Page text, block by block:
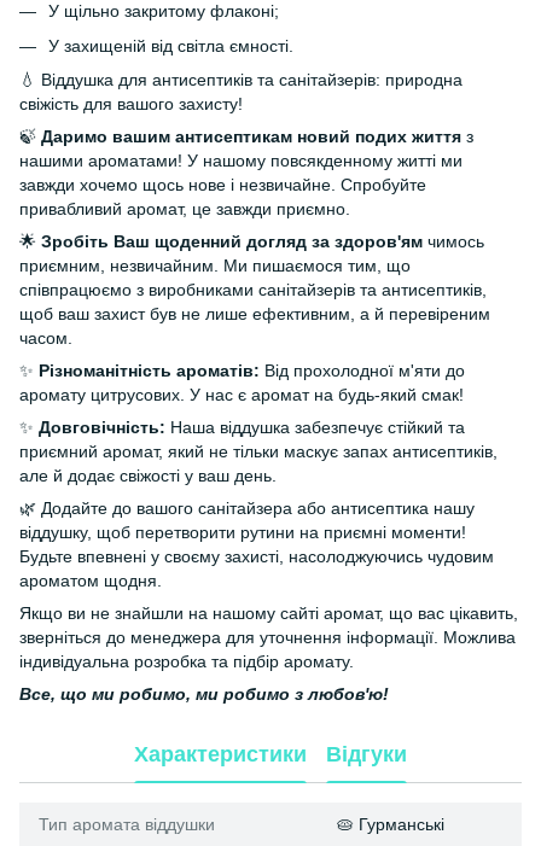
У щільно закритому флаконі;
У захищеній від світла ємності.
💧 Віддушка для антисептиків та санітайзерів: природна
свіжість для вашого захисту!
🍃 Даримо вашим антисептикам новий подих життя з
нашими ароматами! У нашому повсякденному житті ми
завжди хочемо щось нове і незвичайне. Спробуйте
привабливий аромат, це завжди приємно.
🌟 Зробіть Ваш щоденний догляд за здоров'ям чимось
приємним, незвичайним. Ми пишаємося тим, що
співпрацюємо з виробниками санітайзерів та антисептиків,
щоб ваш захист був не лише ефективним, а й перевіреним
часом.
✨ Різноманітність ароматів: Від прохолодної м'яти до
аромату цитрусових. У нас є аромат на будь-який смак!
✨ Довговічність: Наша віддушка забезпечує стійкий та
приємний аромат, який не тільки маскує запах антисептиків,
але й додає свіжості у ваш день.
🌿 Додайте до вашого санітайзера або антисептика нашу
віддушку, щоб перетворити рутини на приємні моменти!
Будьте впевнені у своєму захисті, насолоджуючись чудовим
ароматом щодня.
Якщо ви не знайшли на нашому сайті аромат, що вас цікавить,
зверніться до менеджера для уточнення інформації. Можлива
індивідуальна розробка та підбір аромату.
Все, що ми робимо, ми робимо з любов'ю!
Характеристики Відгуки
Тип аромата віддушки 🥧 Гурманські